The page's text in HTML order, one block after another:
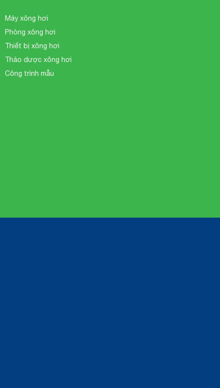
Máy xông hơi
Phòng xông hơi
Thiết bị xông hơi
Thảo dược xông hơi
Công trình mẫu